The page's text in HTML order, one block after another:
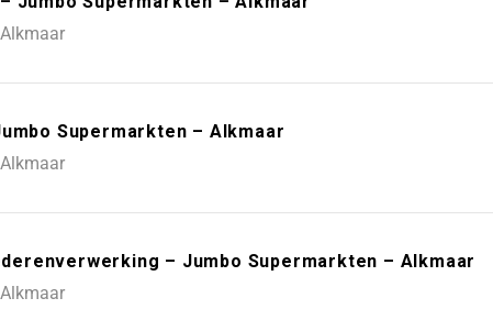
Alkmaar
Supermarkten – Alkmaar
Alkmaar
– Jumbo Supermarkten – Alkmaar
Alkmaar